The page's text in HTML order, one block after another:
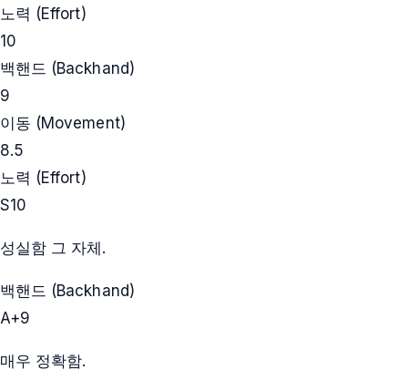
노력 (Effort)
10
백핸드 (Backhand)
9
이동 (Movement)
8.5
노력 (Effort)
S10
성실함 그 자체.
백핸드 (Backhand)
A+9
매우 정확함.